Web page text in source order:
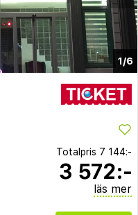
1/6
Totalpris 7 144:-
3 572:-
läs mer